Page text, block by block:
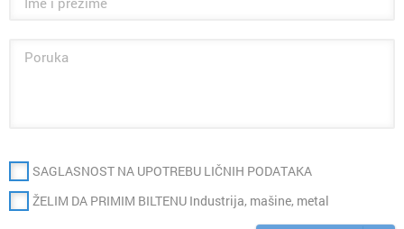
SAGLASNOST NA UPOTREBU LIČNIH PODATAKA
ŽELIM DA PRIMIM BILTENU Industrija, mašine, metal